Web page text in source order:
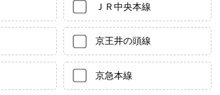
ＪＲ中央本線
京王井の頭線
京急本線